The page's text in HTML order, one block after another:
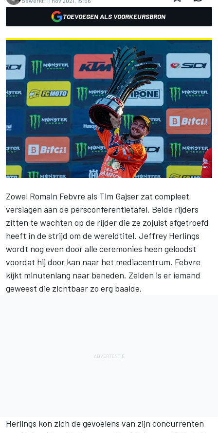
TOEVOEGEN ALS VOORKEURSBRON
Zowel Romain Febvre als Tim Gajser zat compleet
verslagen aan de persconferentietafel. Beide rijders
zitten te wachten op de rijder die ze zojuist afgetroefd
heeft in de strijd om de wereldtitel. Jeffrey Herlings
wordt nog even door alle ceremonies heen geloodst
voordat hij door kan naar het mediacentrum. Febvre
kijkt minutenlang naar beneden. Zelden is er iemand
geweest die zichtbaar zo erg baalde.
Herlings kon zich de gevoelens van zijn concurrenten